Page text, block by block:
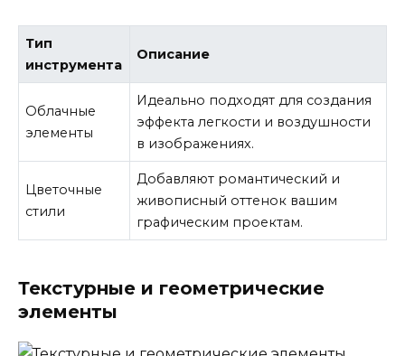
Тип
инструмента
Описание
Облачные
элементы
Идеально подходят для создания
эффекта легкости и воздушности
в изображениях.
Цветочные
стили
Добавляют романтический и
живописный оттенок вашим
графическим проектам.
Текстурные и геометрические
элементы